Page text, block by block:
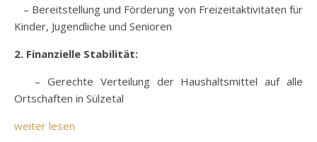
– Bereitstellung und Förderung von Freizeitaktivitäten für
Kinder, Jugendliche und Senioren
2. Finanzielle Stabilität:
– Gerechte Verteilung der Haushaltsmittel auf alle
Ortschaften in Sülzetal
weiter lesen